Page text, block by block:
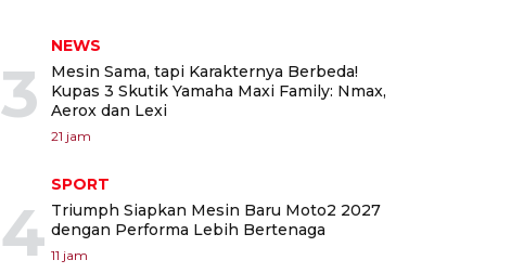
3
NEWS
Mesin Sama, tapi Karakternya Berbeda!
Kupas 3 Skutik Yamaha Maxi Family: Nmax,
Aerox dan Lexi
21 jam
4
SPORT
Triumph Siapkan Mesin Baru Moto2 2027
dengan Performa Lebih Bertenaga
11 jam